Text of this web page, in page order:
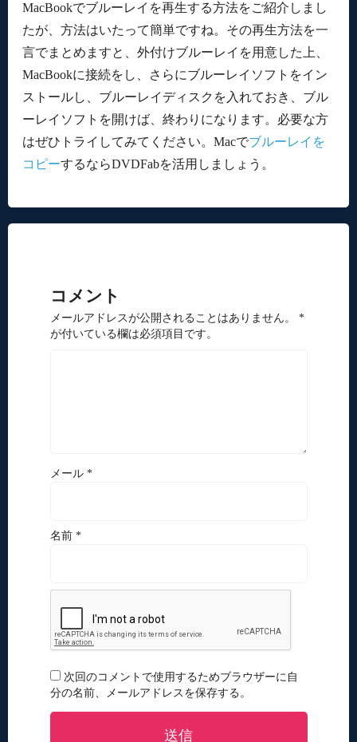
MacBookでブルーレイを再生する方法をご紹介しまし
たが、方法はいたって簡単ですね。その再生方法を一
言でまとめますと、外付けブルーレイを用意した上、
MacBookに接続をし、さらにブルーレイソフトをイン
ストールし、ブルーレイディスクを入れておき、ブル
ーレイソフトを開けば、終わりになります。必要な方
はぜひトライしてみてください。Macでブルーレイを
コピーするならDVDFabを活用しましょう。
コメント
メールアドレスが公開されることはありません。 *
が付いている欄は必須項目です。
メール *
名前 *
次回のコメントで使用するためブラウザーに自
分の名前、メールアドレスを保存する。
送信